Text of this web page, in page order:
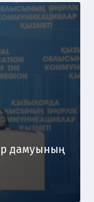
дамуының